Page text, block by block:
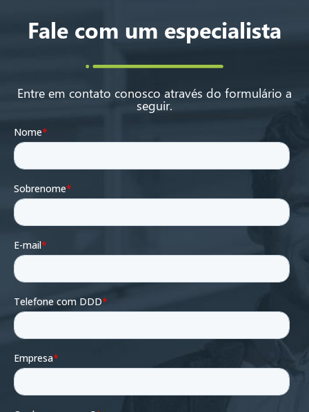
Fale com um especialista
Entre em contato conosco através do formulário a
seguir.